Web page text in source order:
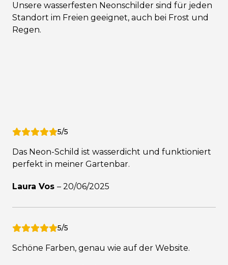
Unsere wasserfesten Neonschilder sind für jeden
Standort im Freien geeignet, auch bei Frost und
Regen.
5/5
Das Neon-Schild ist wasserdicht und funktioniert
perfekt in meiner Gartenbar.
Laura Vos – 20/06/2025
5/5
Schöne Farben, genau wie auf der Website.